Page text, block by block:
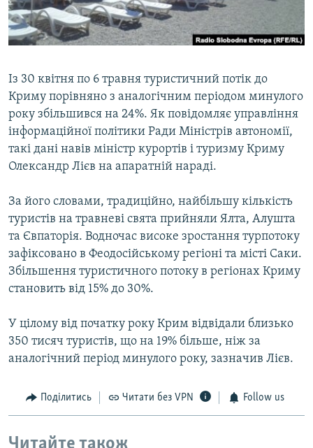
ВІДЕОУРОКИ «ELIFBE»
СВІДЧЕННЯ ОКУПАЦІЇ
Русский
Qırımtatar
Усі сайти RFE/RL
Iз 30 квiтня по 6 травня туристичний потiк до
Криму порiвняно з аналогiчним перiодом минулого
року збiльшився на 24%. Як повiдомляє управлiння
iнформацiйної полiтики Ради Мiнiстрiв автономiї,
такi данi навiв мiнiстр курортiв i туризму Криму
Олександр Лiєв на апаратнiй нарадi.
За його словами, традицiйно, найбiльшу кiлькiсть
туристiв на травневi свята прийняли Ялта, Алушта
та Євпаторiя. Водночас високе зростання турпотоку
зафiксовано в Феодосiйському регiонi та мiстi Саки.
Збiльшення туристичного потоку в регiонах Криму
становить вiд 15% до 30%.
У цiлому вiд початку року Крим вiдвiдали близько
350 тисяч туристiв, що на 19% бiльше, нiж за
аналогiчний перiод минулого року, зазначив Лiєв.
Поділитись Читати без VPN Follow us
Читайте також